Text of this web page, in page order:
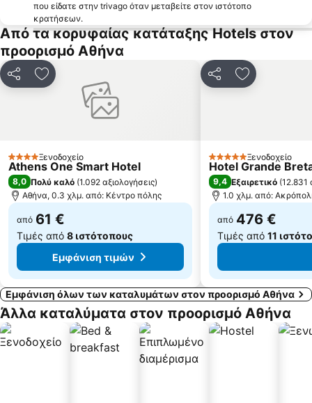
Παλαιά Φώκαια
Μικρολίμανο
Ακρόπολη Αθηνών
Ηλιούπολη
Ampelokipoi
Παραδοσιακός Οικισμός Πλάκας
Λιμάνι Πειραιά
Παραλία Αμαρύνθου
Παραλία της Ερέτριας
που είδατε στην trivago όταν μεταβείτε στον ιστότοπο
κρατήσεων.
Από τα κορυφαίας κατάταξης Hotels στον
προορισμό Αθήνα
ΚοινοποίησηΠροσθήκη στα αγαπημένα
4 ΑστέριαΞενοδοχείο
Athens One Smart Hotel
8,0 Πολύ καλό (1.092 αξιολογήσεις)
Αθήνα, 0.3 χλμ. από: Κέντρο πόλης
από 61 €
Τιμές από 8 ιστότοπους
Εμφάνιση τιμών
ΚοινοποίησηΠροσθήκη
5 ΑστέριαΞενοδοχείο
Hotel Grande
9,4 Εξαιρετικό (12.831
1.0 χλμ. από:
από 476 €
Τιμές από 11
Εμφάνιση όλων των καταλυμάτων στον προορισμό Αθήνα
Άλλα καταλύματα στον προορισμό Αθήνα